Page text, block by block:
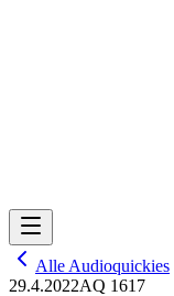
Alle Audioquickies
29.4.2022AQ 1617